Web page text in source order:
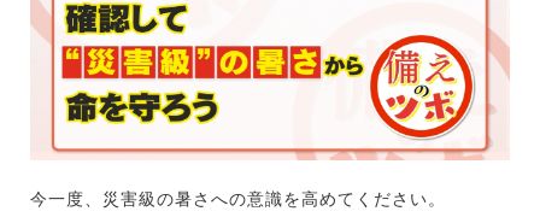
今一度、災害級の暑さへの意識を高めてください。